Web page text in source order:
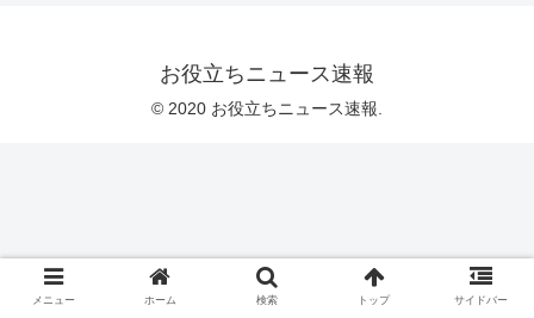
お役立ちニュース速報
© 2020 お役立ちニュース速報.
メニュー ホーム 検索 トップ サイドバー